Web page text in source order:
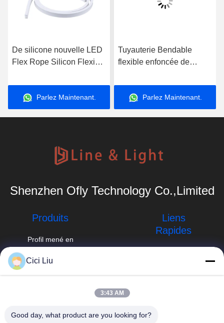
De silicone nouvelle LED
Flex Rope Silicon Flexible
20*10mm de lumière du
tube au néonParlez Maintenant.
Tuyauterie Bendable
flexible enfoncée de
6.5*13mm de lampe au
néon pour des lumières
de LED
Parlez Maintenant.
Shenzhen Ofly Technology Co.,Limited
Produits
Profil mené en
aluminium
28227709
8ème usine,
zone industrielle de
Liens
Rapides
Cici Liu
3:43 AM
Good day, what product are you looking for?